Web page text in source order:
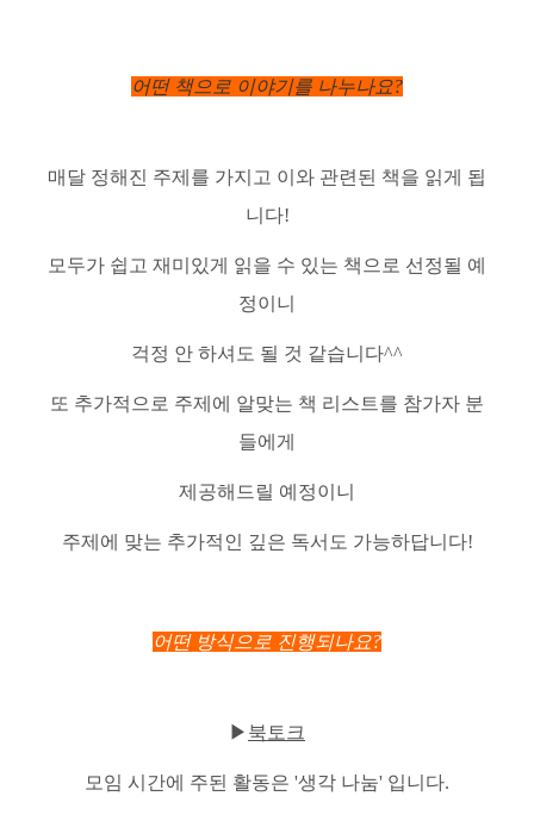
어떤 책으로 이야기를 나누나요?
매달 정해진 주제를 가지고 이와 관련된 책을 읽게 됩
니다!
모두가 쉽고 재미있게 읽을 수 있는 책으로 선정될 예
정이니
걱정 안 하셔도 될 것 같습니다^^
또 추가적으로 주제에 알맞는 책 리스트를 참가자 분
들에게
제공해드릴 예정이니
주제에 맞는 추가적인 깊은 독서도 가능하답니다!
어떤 방식으로 진행되나요?
▶ 북토크
모임 시간에 주된 활동은 '생각 나눔' 입니다.